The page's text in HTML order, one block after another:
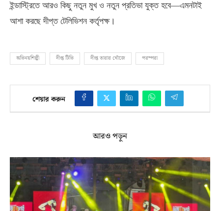
ইন্ডাস্ট্রিতে আরও কিছু নতুন মুখ ও নতুন প্রতিভা যুক্ত হবে—এমনটাই
আশা করছে দীপ্ত টেলিভিশন কর্তৃপক্ষ।
অভিনয়শিল্পী দীপ্ত টিভি দীপ্ত তারার খোঁজে পরম্পরা
শেয়ার করুন
আরও পড়ুন